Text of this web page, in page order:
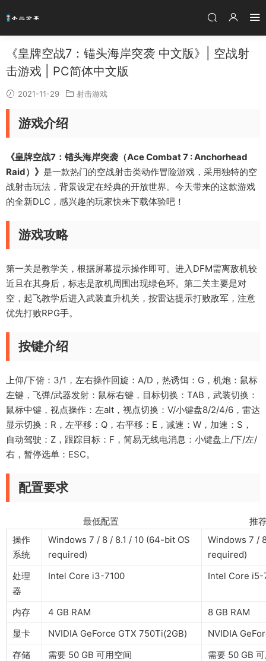
《皇牌空战7：锚头海岸突袭 中文版》| 空战射
击游戏 | PC简体中文版
2021-11-29 射击游戏
游戏介绍
《皇牌空战7：锚头海岸突袭（Ace Combat 7 : Anchorhead
Raid）》 是一款热门的空战射击类动作冒险游戏，采用独特的空
战射击玩法，背景设定在经典的开放世界。今天带来的这款游戏
的全新DLC，感兴趣的玩家快来下载体验吧！
游戏攻略
第一关是教学关，根据屏幕提示操作即可。进入DFM需离敌机较
近且在其身后，标志是敌机周围出现绿色环。第二关主要是对
空，起飞教学后进入武装直升机关，按雷达提示打败敌军，注意
优先打败RPG手。
按键介绍
上仰/下俯：3/1，左右操作回旋：A/D，热诱饵：G，机炮：鼠标
左键，飞弹/武器发射：鼠标右键，目标切换：TAB，武装切换：
鼠标中键，视点操作：左alt，视点切换：V/小键盘8/2/4/6，雷达
显示切换：R，左平移：Q，右平移：E，减速：W，加速：S，
自动驾驶：Z，跟踪目标：F，简易无线电消息：小键盘上/下/左/
右，暂停选单：ESC。
配置要求
最低配置 推荐配
操作
系统
Windows 7 / 8 / 8.1 / 10 (64-bit OS
required)
Windows 7 /
required)
处理
器
Intel Core i3-7100 Intel Core i5-
内存 4 GB RAM
8 GB RAM
显卡
NVIDIA GeForce GTX 750Ti(2GB)
NVIDIA
存储
需要 50 GB 可用空间 需要 50 GB